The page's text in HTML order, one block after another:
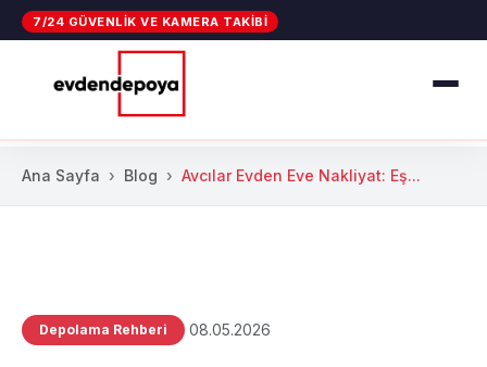
7/24 GÜVENLIK VE KAMERA TAKIBI
Ana Sayfa Blog Avcılar Evden Eve Nakliyat: Eş...
Depolama Rehberi 08.05.2026